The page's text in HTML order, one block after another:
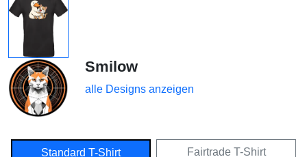
Smilow
alle Designs anzeigen
Standard T-Shirt Fairtrade T-Shirt